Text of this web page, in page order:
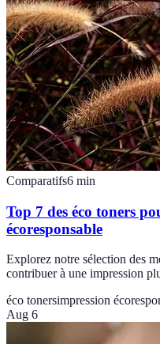
Comparatifs6 min
Top 7 des éco toners
écoresponsable
Explorez notre sélection des
contribuer à une impression
éco tonersimpression
Aug 6